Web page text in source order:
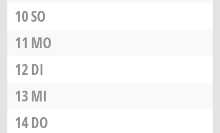
10SO
11 MO
12DI
13MI
14DO